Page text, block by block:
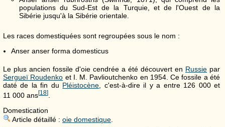
populations du Sud-Est de la Turquie, et de l'Ouest de la
Sibérie jusqu'à la Sibérie orientale.
Les races domestiquées sont regroupées sous le nom :
Anser anser forma domesticus
Le plus ancien fossile d'oie cendrée a été découvert en Russie par
Sergueï Roudenko et I. M. Pavlioutchenko en 1954. Ce fossile a été
daté de la fin du Pléistocène , c'est-à-dire il y a entre 126 000 et
11 000 ans[18]
Domestication
Article détaillé : oie domestique